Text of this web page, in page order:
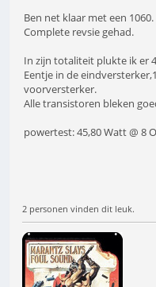
Ben net klaar met een 1060.
Complete revsie gehad.
In zijn totaliteit plukte ik er
Eentje in de
voorversterker.
Alle transistoren bleken
powertest: 45,80 Watt @ 8
2 personen vinden dit leuk.